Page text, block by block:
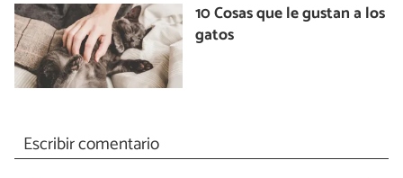
10 Cosas que le gustan a los
gatos
Escribir comentario